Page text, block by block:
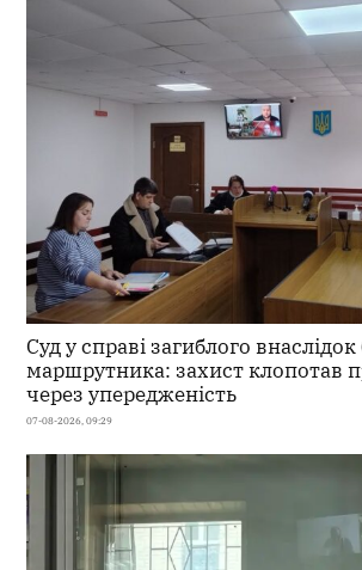
Суд у справі загиблого внаслідок
маршрутника: захист клопотав
через упередженість
07-08-2026, 09:29